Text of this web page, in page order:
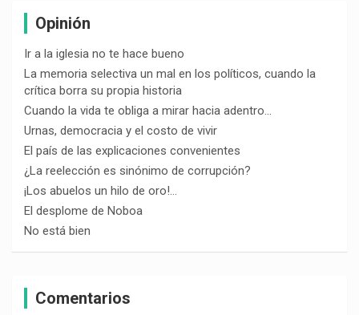
Opinión
Ir a la iglesia no te hace bueno
La memoria selectiva un mal en los políticos, cuando la
crítica borra su propia historia
Cuando la vida te obliga a mirar hacia adentro…
Urnas, democracia y el costo de vivir
El país de las explicaciones convenientes
¿La reelección es sinónimo de corrupción?
¡Los abuelos un hilo de oro!…
El desplome de Noboa
No está bien
Comentarios